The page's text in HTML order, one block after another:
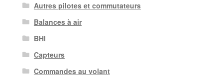
Autres pilotes et commutateurs
Balances à air
BHI
Capteurs
Commandes au volant